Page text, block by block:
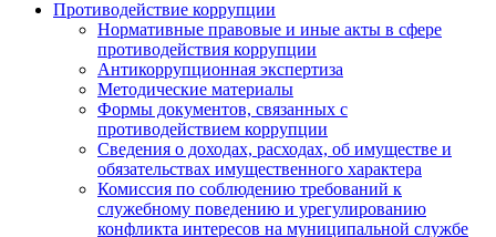
Противодействие коррупции
Нормативные правовые и иные акты в сфере
противодействия коррупции
Антикоррупционная экспертиза
Методические материалы
Формы документов, связанных с
противодействием коррупции
Сведения о доходах, расходах, об имуществе и
обязательствах имущественного характера
Комиссия по соблюдению требований к
служебному поведению и урегулированию
конфликта интересов на муниципальной службе